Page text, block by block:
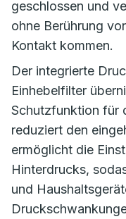
geschlossen und
ohne Berührung
Kontakt kommen.
Der integrierte
Einhebelfilter
Schutzfunktion für
reduziert den
ermöglicht die
Hinterdrucks,
und